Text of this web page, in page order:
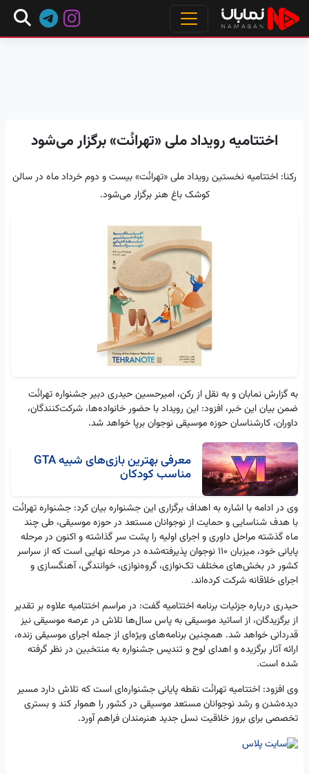
اختتامیه رویداد ملی «تهرانُت» برگزار می‌شود
رکنا: اختتامیه نخستین رویداد ملی «تهرانُت» بیست و دوم خرداد ماه در سالن
کوشک باغ هنر برگزار می‌شود.
به گزارش نمابان و به نقل از رکن، امیرحسین حیدری دبیر جشنواره تهرانُت
ضمن بیان این خبر، افزود: این رویداد با حضور خانواده‌ها، شرکت‌کنندگان،
داوران، کارشناسان حوزه موسیقی نوجوان برپا خواهد شد.
معرفی بهترین بازی‌های شبیه GTA
مناسب کودکان
وی در ادامه با اشاره به اهداف برگزاری این جشنواره بیان کرد: جشنواره تهرانُت
با هدف شناسایی و حمایت از نوجوانان مستعد در حوزه موسیقی، طی چند
ماه گذشته مراحل داوری و اجرای اولیه را پشت سر گذاشته و اکنون در مرحله
پایانی خود، میزبان ۱۱۰ نوجوان پذیرفته‌شده در مرحله نهایی است که از سراسر
کشور در بخش‌های مختلف تک‌نوازی، گروه‌نوازی، خوانندگی، آهنگسازی و
اجرای خلاقانه شرکت کرده‌اند.
حیدری درباره جزئیات برنامه اختتامیه گفت: در مراسم اختتامیه علاوه بر تقدیر
از برگزیدگان، از اساتید موسیقی به پاس سال‌ها تلاش در عرصه موسیقی نیز
قدردانی خواهد شد. همچنین برنامه‌های ویژه‌ای از جمله اجرای موسیقی زنده،
ارائه آثار برگزیده و اهدای لوح و تندیس جشنواره به منتخبین در نظر گرفته
شده است.
وی افزود: اختتامیه تهرانُت نقطه پایانی جشنواره‌ای است که تلاش دارد مسیر
دیده‌شدن و رشد نوجوانان مستعد موسیقی در کشور را هموار کند و بستری
تخصصی برای بروز خلاقیت نسل جدید هنرمندان فراهم آورد.